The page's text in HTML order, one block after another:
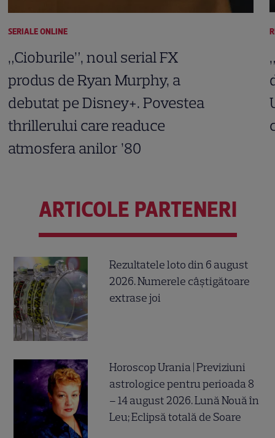
SERIALE ONLINE
„Cioburile”, noul serial FX
produs de Ryan Murphy, a
debutat pe Disney+. Povestea
thrillerului care readuce
atmosfera anilor ’80
ARTICOLE PARTENERI
Rezultatele loto din 6 august
2026. Numerele câștigătoare
extrase joi
Horoscop Urania | Previziuni
astrologice pentru perioada 8
– 14 august 2026. Lună Nouă în
Leu; Eclipsă totală de Soare